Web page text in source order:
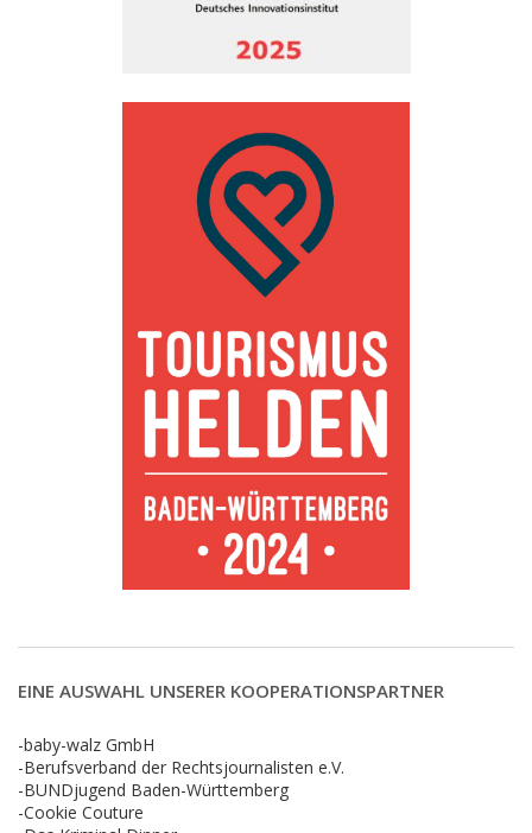
EINE AUSWAHL UNSERER KOOPERATIONSPARTNER
-baby-walz GmbH
-Berufsverband der Rechtsjournalisten e.V.
-BUNDjugend Baden-Württemberg
-Cookie Couture